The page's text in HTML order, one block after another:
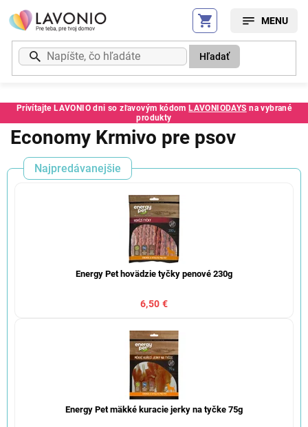
Prejsť
na
obsah
Privítajte LAVONIO dni so zľavovým kódom LAVONIODAYS na vybrané
produkty
Hľadať
Economy Krmivo pre psov
Najpredávanejšie
Energy Pet hovädzie tyčky penové 230g
6,50 €
Energy Pet mäkké kuracie jerky na tyčke 75g